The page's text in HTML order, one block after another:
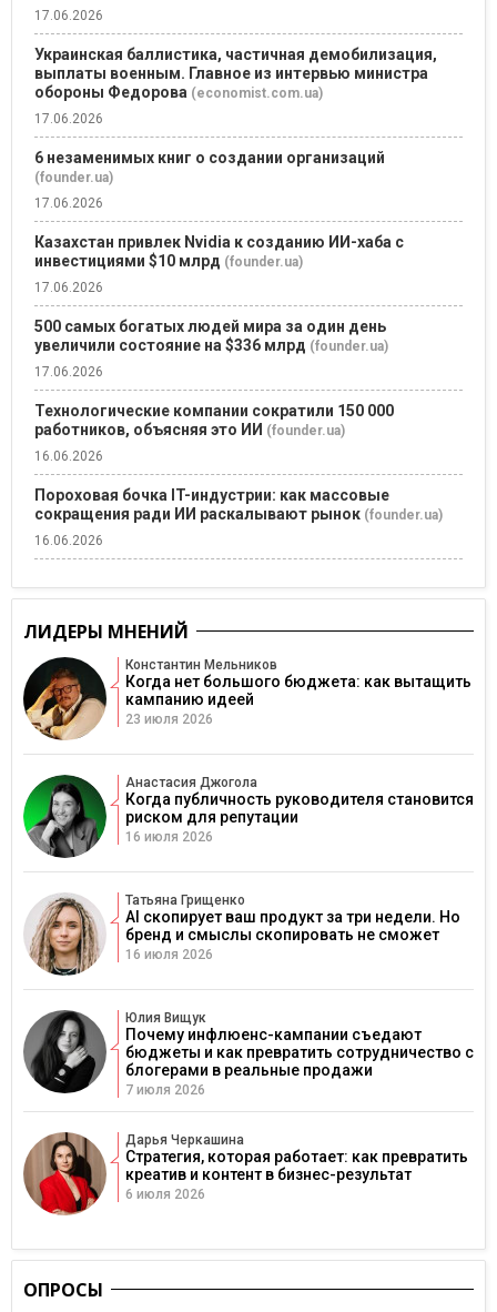
17.06.2026
Украинская баллистика, частичная демобилизация,
выплаты военным. Главное из интервью министра
обороны Федорова (economist.com.ua)
17.06.2026
6 незаменимых книг о создании организаций
(founder.ua)
17.06.2026
Казахстан привлек Nvidia к созданию ИИ-хаба с
инвестициями $10 млрд (founder.ua)
17.06.2026
500 самых богатых людей мира за один день
увеличили состояние на $336 млрд (founder.ua)
17.06.2026
Технологические компании сократили 150 000
работников, объясняя это ИИ (founder.ua)
16.06.2026
Пороховая бочка IT-индустрии: как массовые
сокращения ради ИИ раскалывают рынок (founder.ua)
16.06.2026
ЛИДЕРЫ МНЕНИЙ
Константин Мельников
Когда нет большого бюджета: как вытащить
кампанию идеей
23 июля 2026
Анастасия Джогола
Когда публичность руководителя становится
риском для репутации
16 июля 2026
Татьяна Грищенко
AI скопирует ваш продукт за три недели. Но
бренд и смыслы скопировать не сможет
16 июля 2026
Юлия Вищук
Почему инфлюенс-кампании съедают
бюджеты и как превратить сотрудничество с
блогерами в реальные продажи
7 июля 2026
Дарья Черкашина
Стратегия, которая работает: как превратить
креатив и контент в бизнес-результат
6 июля 2026
ОПРОСЫ